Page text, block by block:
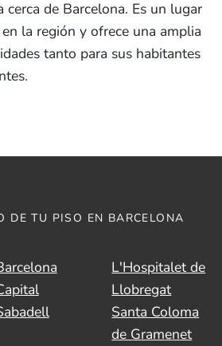
cerca de Barcelona. Es un lugar
la región y ofrece una amplia
tanto para sus habitantes
DE TU PISO EN BARCELONA
L'Hospitalet de
Llobregat
Santa Coloma
de Gramenet